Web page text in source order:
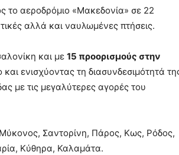
το αεροδρόμιο «Μακεδονία» σε 22
αλλά και ναυλωμένες πτήσεις.
και με 15 προορισμούς στην
ενισχύοντας τη διασυνδεσιμότητά
με τις μεγαλύτερες αγορές του
Σαντορίνη, Πάρος, Κως, Ρόδος,
Κύθηρα, Καλαμάτα.